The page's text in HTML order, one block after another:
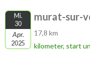
Mi.
30
Apr.
2025
murat-sur-
17,8 km
kilometer, start